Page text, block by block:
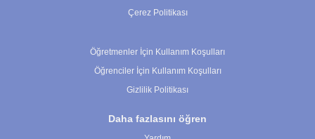
Çerez Politikası
Öğretmenler İçin Kullanım Koşulları
Öğrenciler İçin Kullanım Koşulları
Gizlilik Politikası
Daha fazlasını öğren